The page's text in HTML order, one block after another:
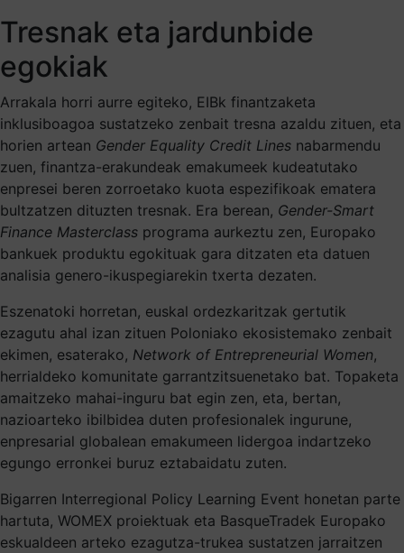
Tresnak eta jardunbide
egokiak
Arrakala horri aurre egiteko, EIBk finantzaketa
inklusiboagoa sustatzeko zenbait tresna azaldu zituen, eta
horien artean Gender Equality Credit Lines nabarmendu
zuen, finantza-erakundeak emakumeek kudeatutako
enpresei beren zorroetako kuota espezifikoak ematera
bultzatzen dituzten tresnak. Era berean, Gender-Smart
Finance Masterclass programa aurkeztu zen, Europako
bankuek produktu egokituak gara ditzaten eta datuen
analisia genero-ikuspegiarekin txerta dezaten.
Eszenatoki horretan, euskal ordezkaritzak gertutik
ezagutu ahal izan zituen Poloniako ekosistemako zenbait
ekimen, esaterako, Network of Entrepreneurial Women,
herrialdeko komunitate garrantzitsuenetako bat. Topaketa
amaitzeko mahai-inguru bat egin zen, eta, bertan,
nazioarteko ibilbidea duten profesionalek ingurune,
enpresarial globalean emakumeen lidergoa indartzeko
egungo erronkei buruz eztabaidatu zuten.
Bigarren Interregional Policy Learning Event honetan parte
hartuta, WOMEX proiektuak eta BasqueTradek Europako
eskualdeen arteko ezagutza-trukea sustatzen jarraitzen